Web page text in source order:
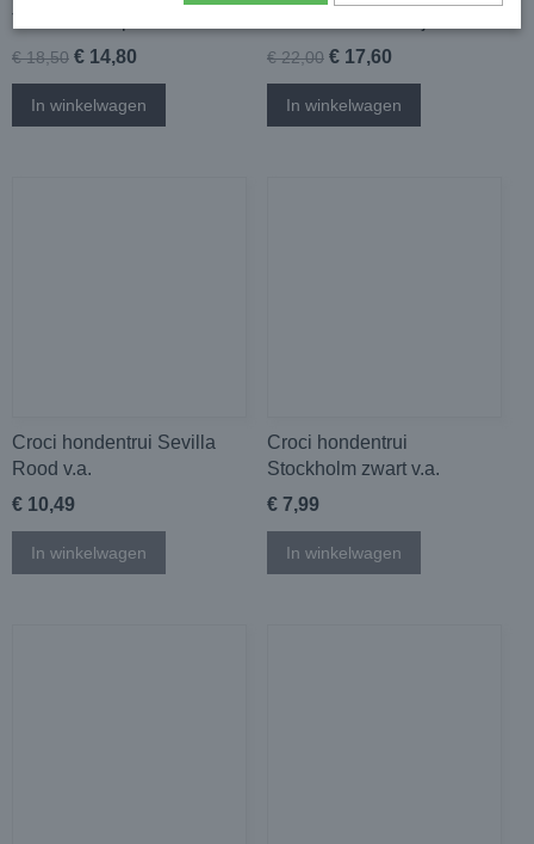
Trui met hart pailletten
€ 18,50 € 14,80
In winkelwagen
€ 22,00 € 17,60
In winkelwagen
Croci hondentrui Sevilla
Rood v.a.
€ 10,49
In winkelwagen
Croci hondentrui
Stockholm zwart v.a.
€ 7,99
In winkelwagen